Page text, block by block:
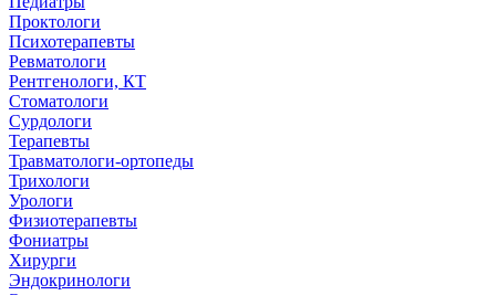
Проктологи
Психотерапевты
Ревматологи
Рентгенологи, КТ
Стоматологи
Сурдологи
Терапевты
Травматологи-ортопеды
Трихологи
Урологи
Физиотерапевты
Фониатры
Хирурги
Эндокринологи